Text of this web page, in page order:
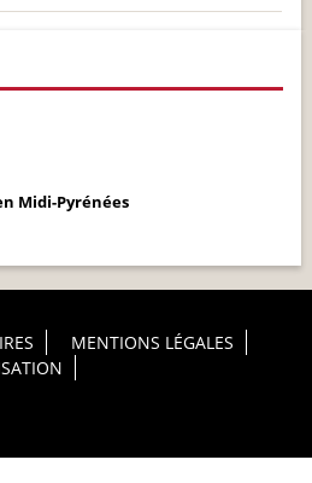
Midi-Pyrénées
MENTIONS LÉGALES